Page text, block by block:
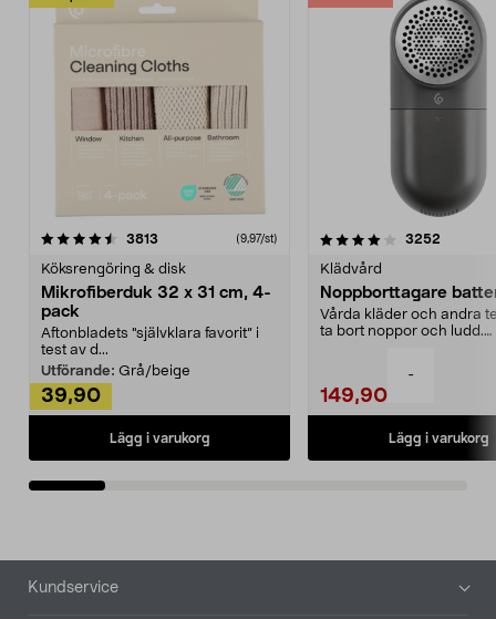
-
3813 (9,97/st)
Köksrengöring & disk
Mikrofiberduk 32 x 31 cm, 4-
pack
Aftonbladets "självklara favorit” i
test av d...
Utförande: Grå/beige
39,90
Lägg i varukorg
4.0av 5 stjärnor 3252
Klädvård
Noppborttagare
Vårda kläder och andra
ta bort noppor och ludd.
149,90
Lägg i varukorg
4.5av 5 stjärnor
Sidfot
Kundservice